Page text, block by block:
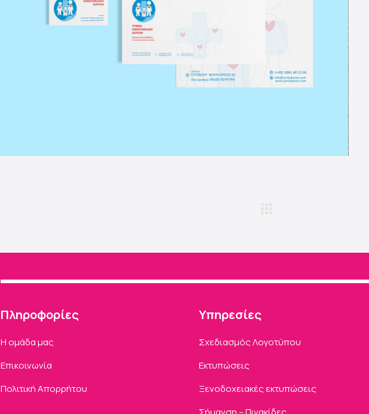
Πληροφορίες
Η ομάδα μας
Επικοινωνία
Πολιτική Απορρήτου
Υπηρεσίες
Σχεδιασμός Λογοτύπου
Εκτυπώσεις
Ξενοδοχειακές εκτυπώσεις